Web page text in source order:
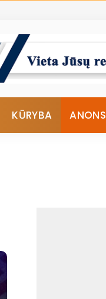
KŪRYBA